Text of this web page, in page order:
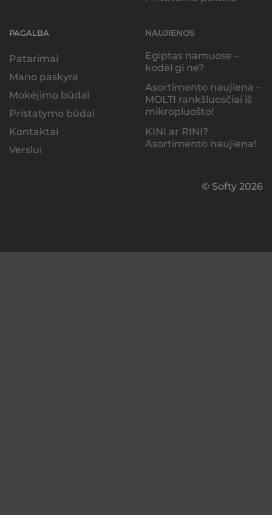
PAGALBA
Patarimai
Mano paskyra
Mokėjimo būdai
Pristatymo būdai
Kontaktai
Verslui
NAUJIENOS
Egiptas namuose –
kodėl gi ne?
Asortimento naujiena –
MOLTI rankšluosčiai iš
mikropluošto!
KINI ar RINI?
Asortimento naujiena!
© Softy 2026